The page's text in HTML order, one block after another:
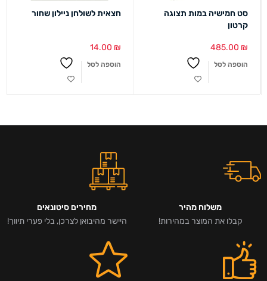
סט חמישיה במות תצוגה
קרטון
485.00 ₪
הוספה לסל
חצאית לשולחן ניילון שחור
14.00 ₪
הוספה לסל
משלוח מהיר
קבלו את המוצר במהירות!
מחירים סיטונאים
היישר מהיבואן לצרכן, בלי פערי תיווך!